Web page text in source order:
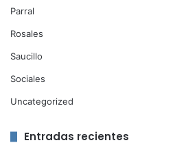
Parral
Rosales
Saucillo
Sociales
Uncategorized
Entradas recientes